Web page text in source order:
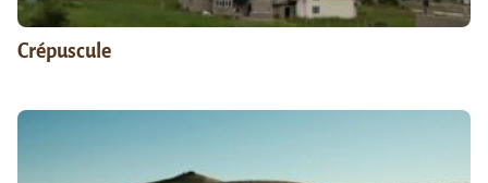
Crépuscule